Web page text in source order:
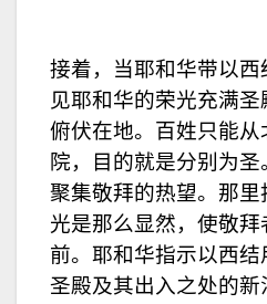
接着，当耶和华带以
见耶和华的荣光充满
俯伏在地。百姓只能
院，目的就是分别为
聚集敬拜的热望。那
光是那么显然，使敬
前。耶和华指示以西
圣殿及其出入之处的